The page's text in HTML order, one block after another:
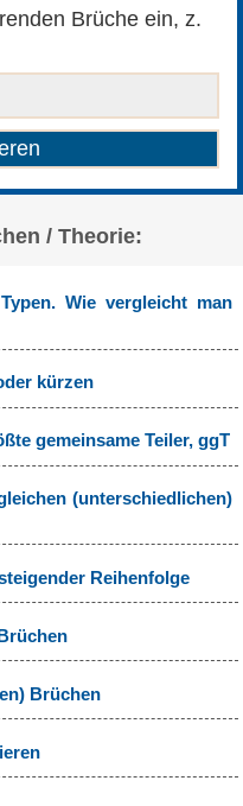
Brüche ein, z.
/ Theorie:
Wie vergleicht man
kürzen
gemeinsame Teiler, ggT
(unterschiedlichen)
Reihenfolge
Brüchen